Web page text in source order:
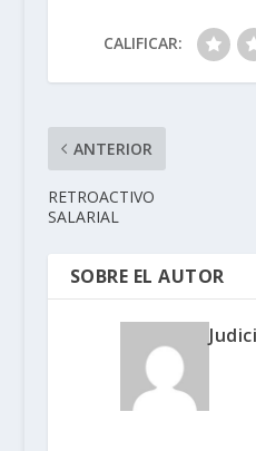
CALIFICAR:
ANTERIOR
RETROACTIVO
SALARIAL
SOBRE EL AUTOR